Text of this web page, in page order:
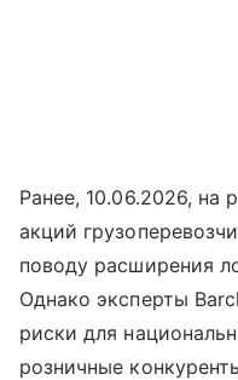
Ранее, 10.06.2026, на
акций
поводу расширения
Однако эксперты
риски для
розничные